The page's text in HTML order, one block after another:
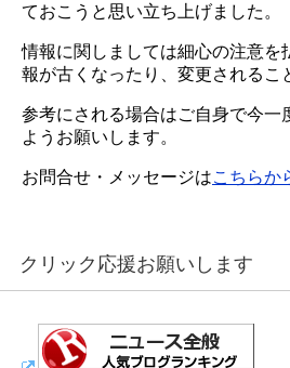
ておこうと思い立ち上げました。
情報に関しましては細心の注意を
報が古くなったり、変更されるこ
参考にされる場合はご自身で今一
ようお願いします。
お問合せ・メッセージはこちらか
クリック応援お願いします